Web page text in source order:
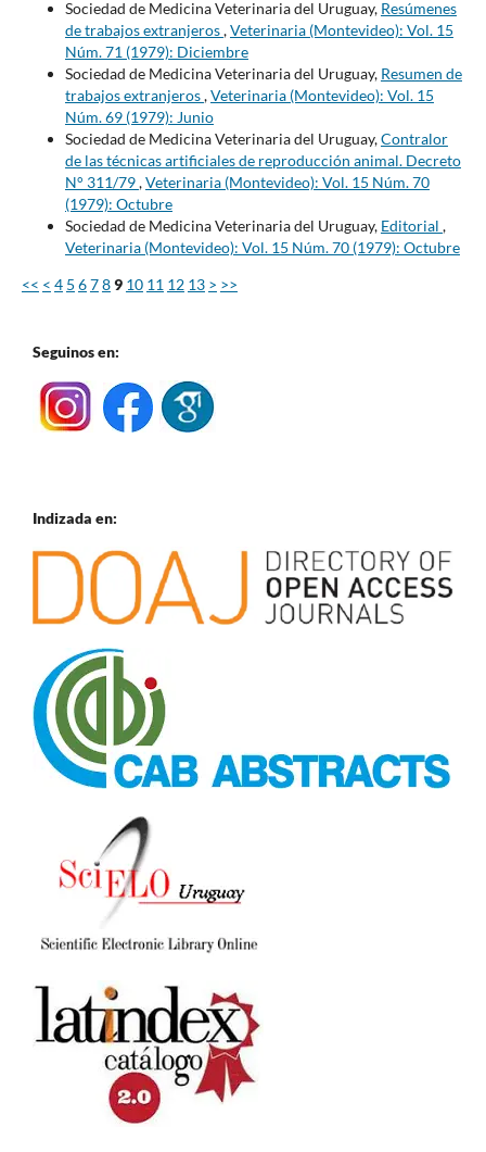
Sociedad de Medicina Veterinaria del Uruguay, Resúmenes
de trabajos extranjeros,Veterinaria (Montevideo): Vol. 15
Núm. 71 (1979): Diciembre
Sociedad de Medicina Veterinaria del Uruguay, Resumen de
trabajos extranjeros,Veterinaria (Montevideo): Vol. 15
Núm. 69 (1979): Junio
Sociedad de Medicina Veterinaria del Uruguay,Contralor
de las técnicas artificiales de reproducción animal. Decreto
N° 311/79,Veterinaria (Montevideo): Vol. 15 Núm. 70
(1979): Octubre
Sociedad de Medicina Veterinaria del Uruguay, Editorial ,
Veterinaria (Montevideo): Vol. 15 Núm. 70 (1979): Octubre
<< < 4 5 6789 10 11 12 13 > >>
Seguinos en:
Indizada en: